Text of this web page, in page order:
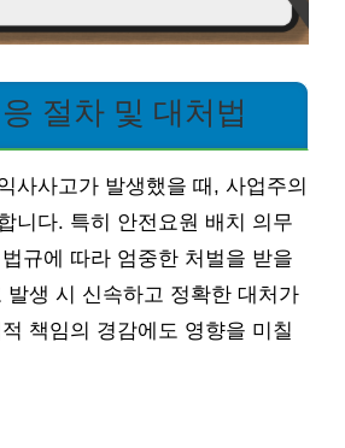
절차 및 대처법
사사고가 발생했을 때, 사업주의
니다. 특히 안전요원 배치 의무
규에 따라 엄중한 처벌을 받을
발생 시 신속하고 정확한 대처가
책임의 경감에도 영향을 미칠